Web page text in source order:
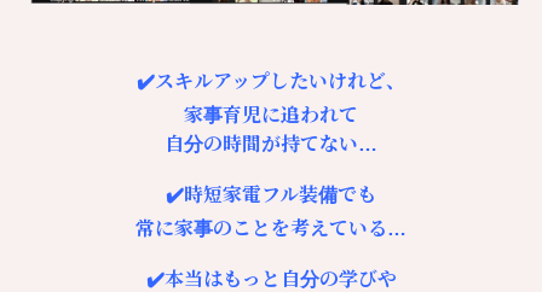
✔️スキルアップしたいけれど、
家事育児に追われて
自分の時間が持てない…
✔️時短家電フル装備でも
常に家事のことを考えている…
✔️本当はもっと 自分の学びや